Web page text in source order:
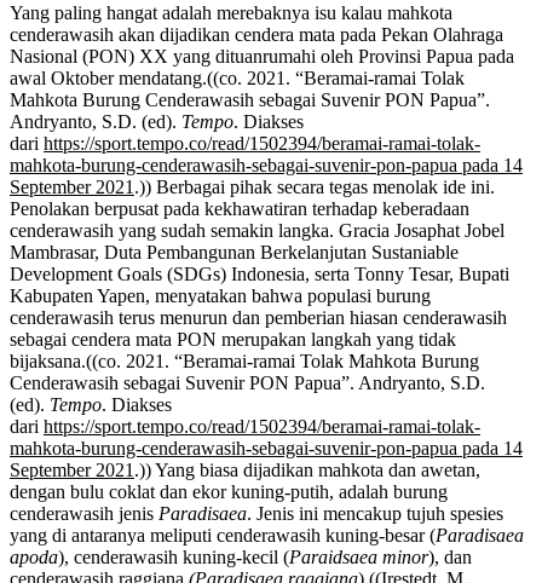
Yang paling hangat adalah merebaknya isu kalau mahkota
cenderawasih akan dijadikan cendera mata pada Pekan Olahraga
Nasional (PON) XX yang dituanrumahi oleh Provinsi Papua pada
awal Oktober mendatang.((co. 2021. “Beramai-ramai Tolak
Mahkota Burung Cenderawasih sebagai Suvenir PON Papua”.
Andryanto, S.D. (ed). Tempo. Diakses
dari https://sport.tempo.co/read/1502394/beramai-ramai-tolak-
mahkota-burung-cenderawasih-sebagai-suvenir-pon-papua pada 14
September 2021 .)) Berbagai pihak secara tegas menolak ide ini.
Penolakan berpusat pada kekhawatiran terhadap keberadaan
cenderawasih yang sudah semakin langka. Gracia Josaphat Jobel
Mambrasar, Duta Pembangunan Berkelanjutan Sustaniable
Development Goals (SDGs) Indonesia, serta Tonny Tesar, Bupati
Kabupaten Yapen, menyatakan bahwa populasi burung
cenderawasih terus menurun dan pemberian hiasan cenderawasih
sebagai cendera mata PON merupakan langkah yang tidak
bijaksana.((co. 2021. “Beramai-ramai Tolak Mahkota Burung
Cenderawasih sebagai Suvenir PON Papua”. Andryanto, S.D.
(ed). Tempo. Diakses
dari https://sport.tempo.co/read/1502394/beramai-ramai-tolak-
mahkota-burung-cenderawasih-sebagai-suvenir-pon-papua pada 14
September 2021 .)) Yang biasa dijadikan mahkota dan awetan,
dengan bulu coklat dan ekor kuning-putih, adalah burung
cenderawasih jenis Paradisaea. Jenis ini mencakup tujuh spesies
yang di antaranya meliputi cenderawasih kuning-besar (Paradisaea
apoda), cenderawasih kuning-kecil (Paraidsaea minor), dan
cenderawasih raggiana (Paradisaea raggiana).((Irestedt, M.,